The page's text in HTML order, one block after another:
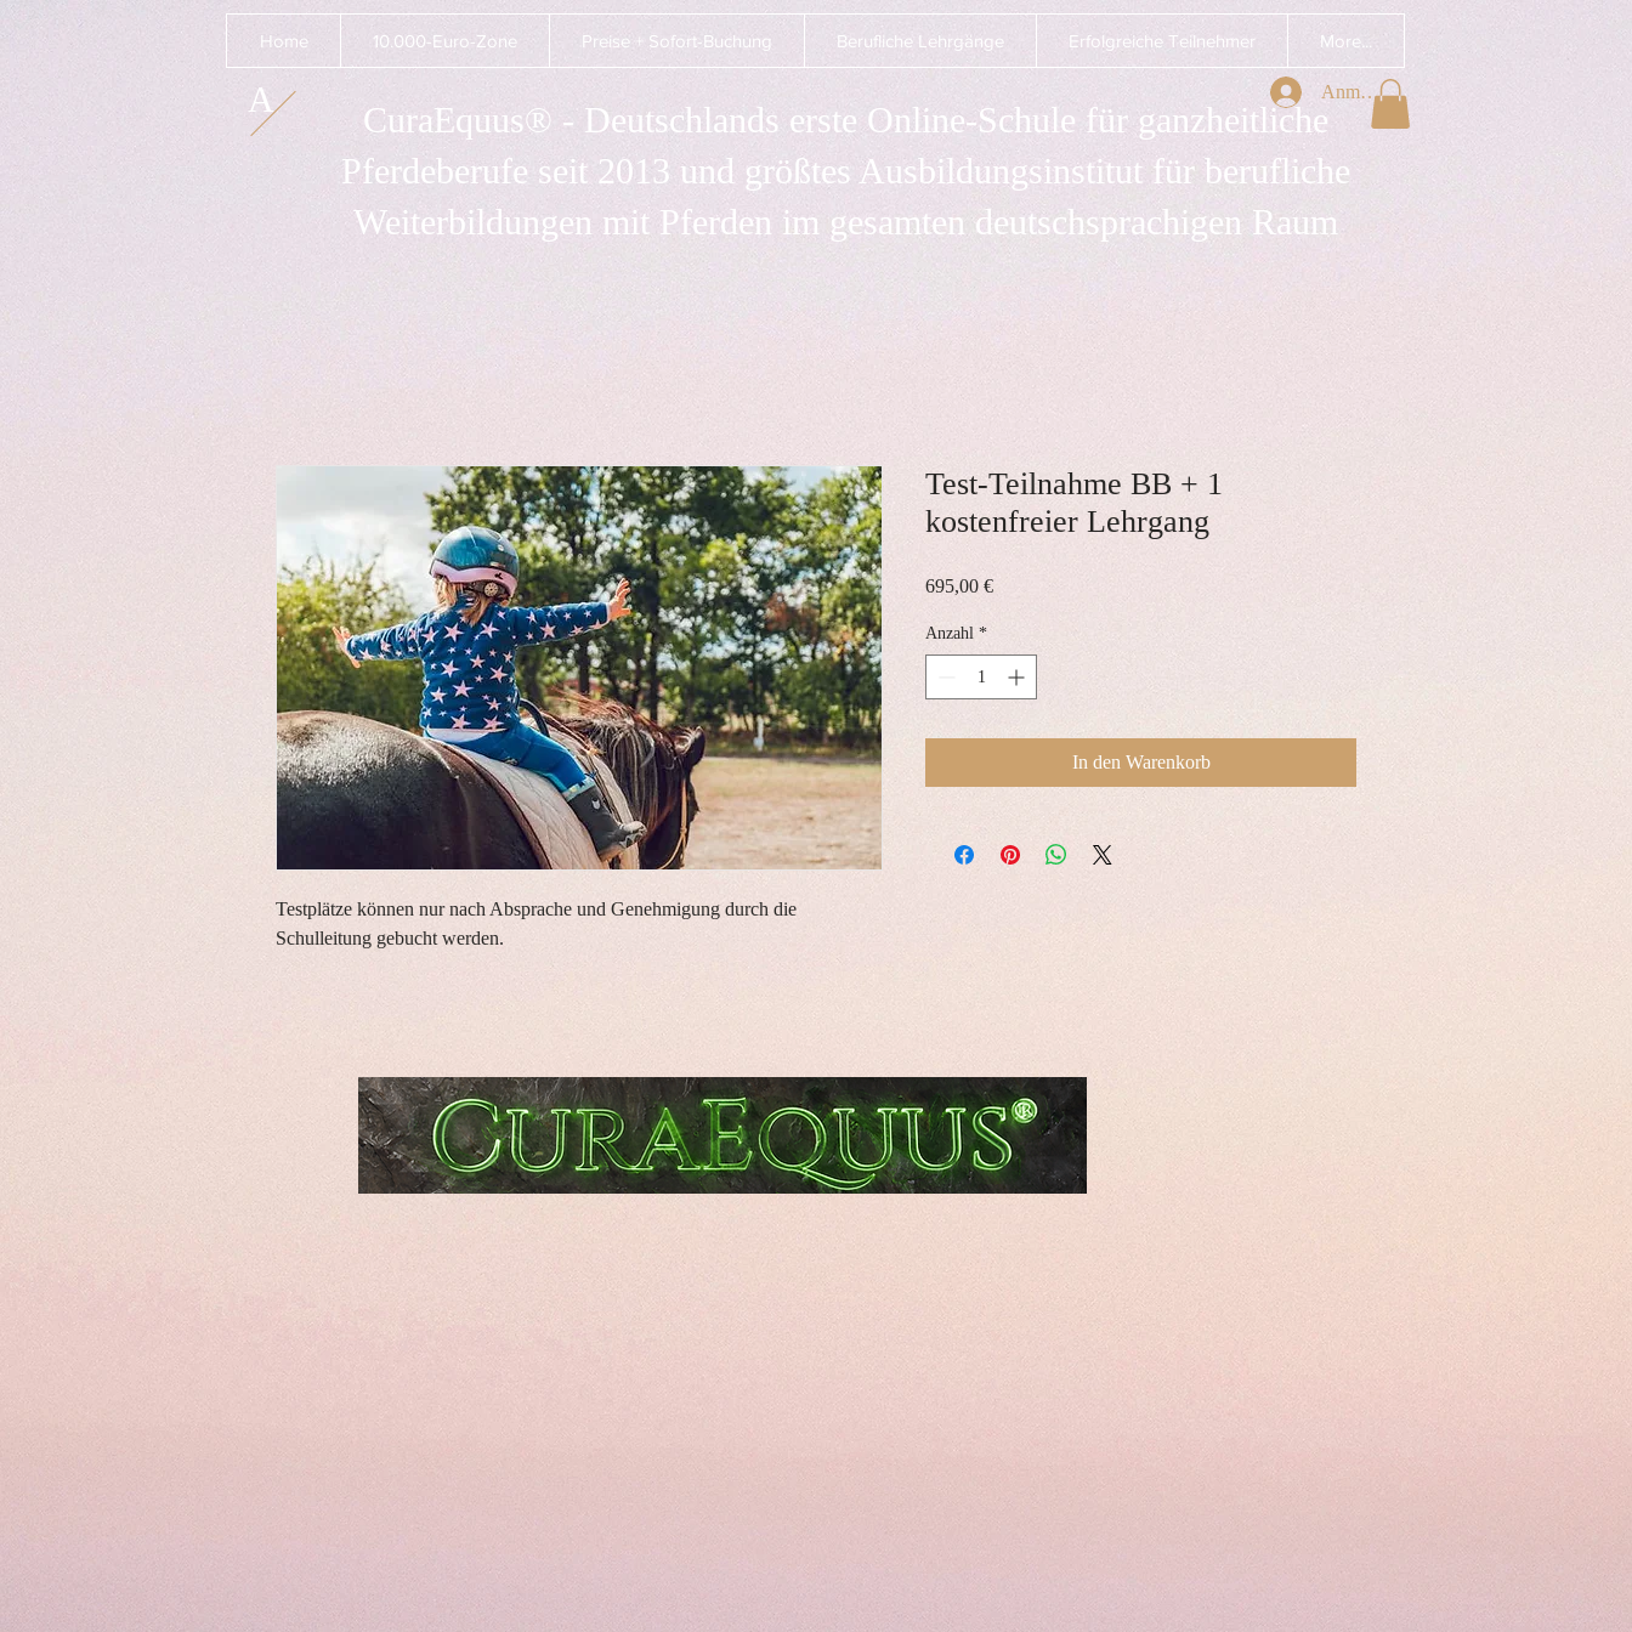
Home 10.000-Euro-Zone Preise + Sofort-Buchung Berufliche Lehrgänge Erfolgreiche Teilnehmer More...
A Anmelden
CuraEquus® - Deutschlands erste Online-Schule für ganzheitliche
Pferdeberufe seit 2013 und größtes Ausbildungsinstitut für berufliche
Weiterbildungen mit Pferden im gesamten deutschsprachigen Raum
Testplätze können nur nach Absprache und Genehmigung durch die
Schulleitung gebucht werden.
Test-Teilnahme BB + 1
kostenfreier Lehrgang
695,00 €Preis
Anzahl *
In den Warenkorb